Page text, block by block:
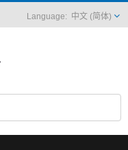
中文 (简体)